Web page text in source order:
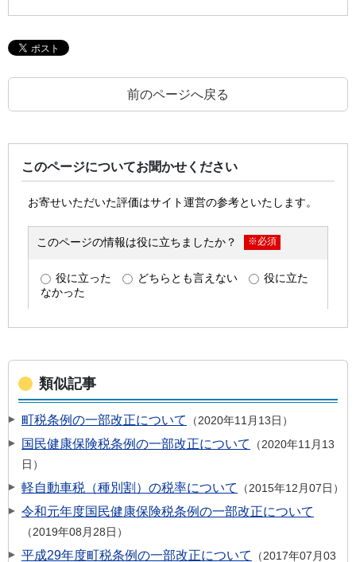
前のページへ戻る
このページについてお聞かせください
類似記事
町税条例の一部改正について 2020年11月13日
国民健康保険税条例の一部改正について
2020年11月13
日
軽自動車税（種別割）の税率について 2015年12月07日
令和元年度国民健康保険税条例の一部改正について
2019年08月28日
平成29年度町税条例の一部改正について
2017年07月03